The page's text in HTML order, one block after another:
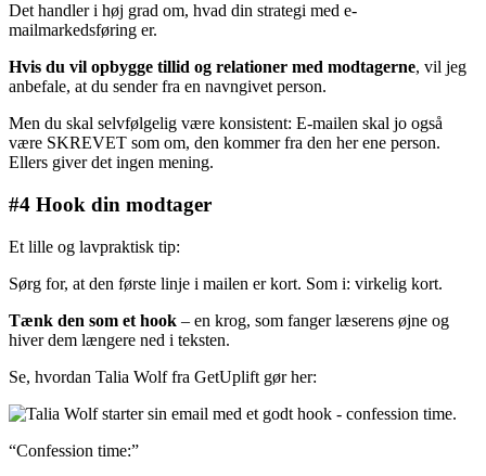
Det handler i høj grad om, hvad din strategi med e-
mailmarkedsføring er.
Hvis du vil opbygge tillid og relationer med modtagerne, vil jeg
anbefale, at du sender fra en navngivet person.
Men du skal selvfølgelig være konsistent: E-mailen skal jo også
være SKREVET som om, den kommer fra den her ene person.
Ellers giver det ingen mening.
#4 Hook din modtager
Et lille og lavpraktisk tip:
Sørg for, at den første linje i mailen er kort. Som i: virkelig kort.
Tænk den som et hook – en krog, som fanger læserens øjne og
hiver dem længere ned i teksten.
Se, hvordan Talia Wolf fra GetUplift gør her:
“Confession time:”